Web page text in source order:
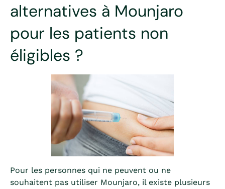
alternatives à Mounjaro
pour les patients non
éligibles ?
Pour les personnes qui ne peuvent ou ne
souhaitent pas utiliser Mounjaro, il existe plusieurs